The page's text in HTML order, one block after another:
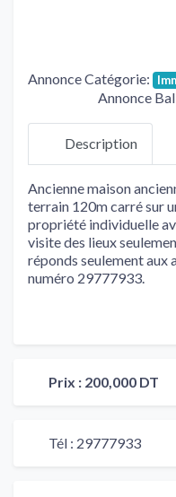
Annonce Catégorie:
Annonce
Description
Ancienne maison
terrain 120m carré sur
propriété individuelle
visite des lieux
réponds seulement aux
numéro 29777933.
Prix : 200,000 DT
Tél : 29777933